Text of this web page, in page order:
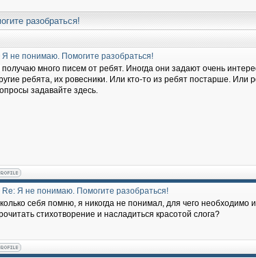
разобраться!
Я не понимаю. Помогите разобраться!
много писем от ребят. Иногда они задают очень
ребята, их ровесники. Или кто-то из ребят постарше.
задавайте здесь.
Re: Я не понимаю. Помогите разобраться!
себя помню, я никогда не понимал, для чего необходимо
стихотворение и насладиться красотой слога?